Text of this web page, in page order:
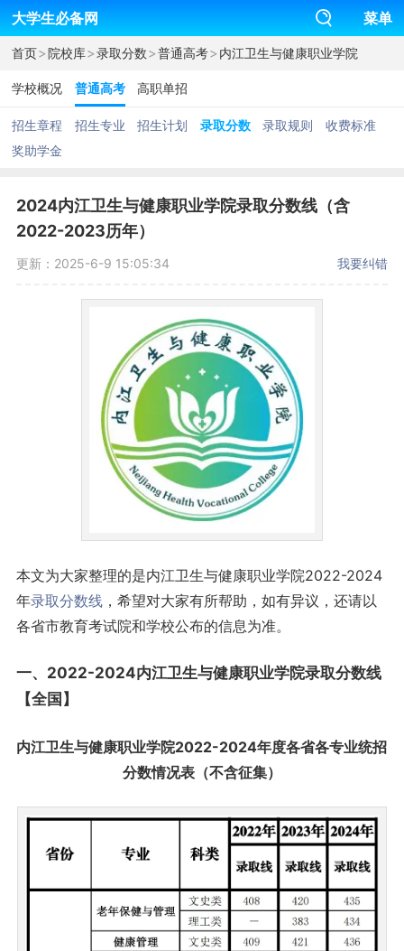
大学生必备网 菜单
首页>院校库>录取分数>普通高考>内江卫生与健康职业学院
学校概况 普通高考 高职单招
招生章程 招生专业 招生计划 录取分数 录取规则
收费标准
奖助学金
2024内江卫生与健康职业学院录取分数线（含
2022-2023历年）
更新：2025-6-9 15:05:34 我要纠错
本文为大家整理的是内江卫生与健康职业学院2022-2024
年录取分数线，希望对大家有所帮助，如有异议，还请以
各省市教育考试院和学校公布的信息为准。
一、2022-2024内江卫生与健康职业学院录取分数线
【全国】
内江卫生与健康职业学院2022-2024年度各省各专业统招
分数情况表（不含征集）